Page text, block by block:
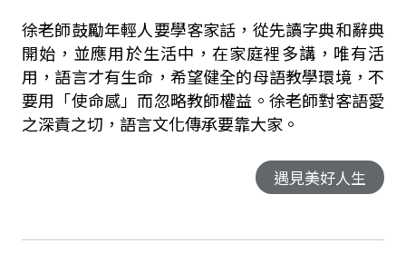
徐老師鼓勵年輕人要學客家話，從先讀字典和辭典
開始，並應用於生活中，在家庭裡多講，唯有活
用，語言才有生命，希望健全的母語教學環境，不
要用「使命感」而忽略教師權益。徐老師對客語愛
之深責之切，語言文化傳承要靠大家。
遇見美好人生